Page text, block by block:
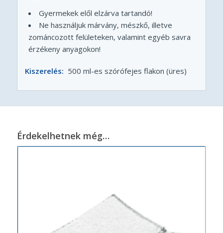
Gyermekek elől elzárva tartandó!
Ne használjuk márvány, mészkő, illetve
zománcozott felületeken, valamint egyéb savra
érzékeny anyagokon!
Kiszerelés: 500 ml-es szórófejes flakon (üres)
Érdekelhetnek még…